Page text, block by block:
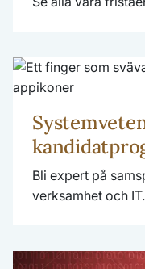
Bli expert på
verksamhet och IT.